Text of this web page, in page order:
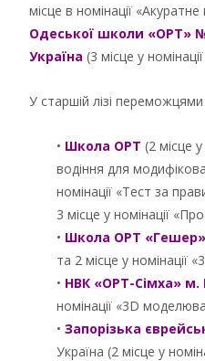
місце в номінації
Одеської школи «ОРТ»
Україна (3 місце у
У старшій лізі
• Школа ОРТ (2 місце
водіння для
номінації «Тест за
3 місце у номінації
• Школа ОРТ «Гешер»
та 2 місце у номінації
• НВК «ОРТ-Сімха» м.
номінації «3D
• Запорізька
Україна (2 місце у